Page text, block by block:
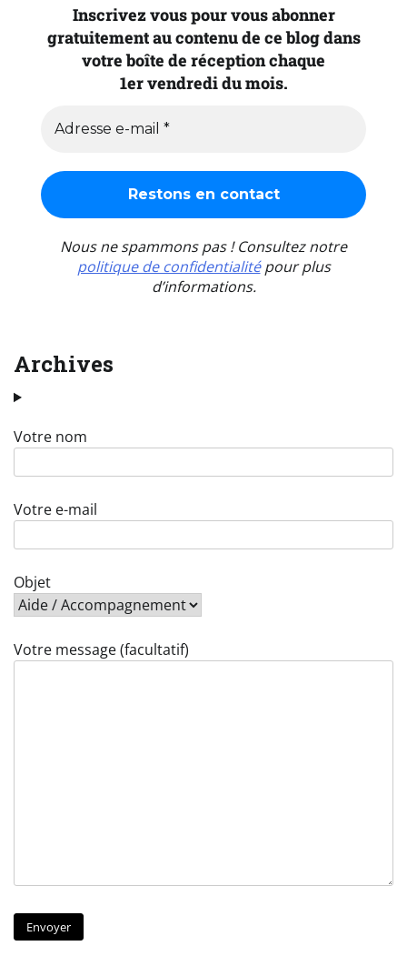
Inscrivez vous pour vous abonner
gratuitement au contenu de ce blog dans
votre boîte de réception chaque
1er vendredi du mois.
Nous ne spammons pas ! Consultez notre
politique de confidentialitépour plus
d’informations.
Archives
Votre nom
Votre e-mail
Objet
Votre message (facultatif)